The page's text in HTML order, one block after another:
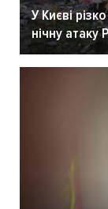
У Києві
нічну атаку